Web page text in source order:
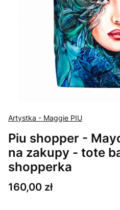
Artystka - Maggie PIU
Piu shopper -
na zakupy - tote
shopperka
Cena
160,00 zł